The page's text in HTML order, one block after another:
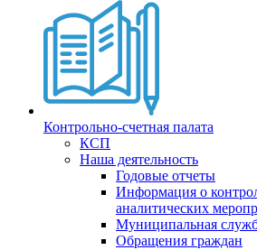
Контрольно-счетная палата
КСП
Наша деятельность
Годовые отчеты
Информация о
аналитических
Муниципальная
Обращения граждан